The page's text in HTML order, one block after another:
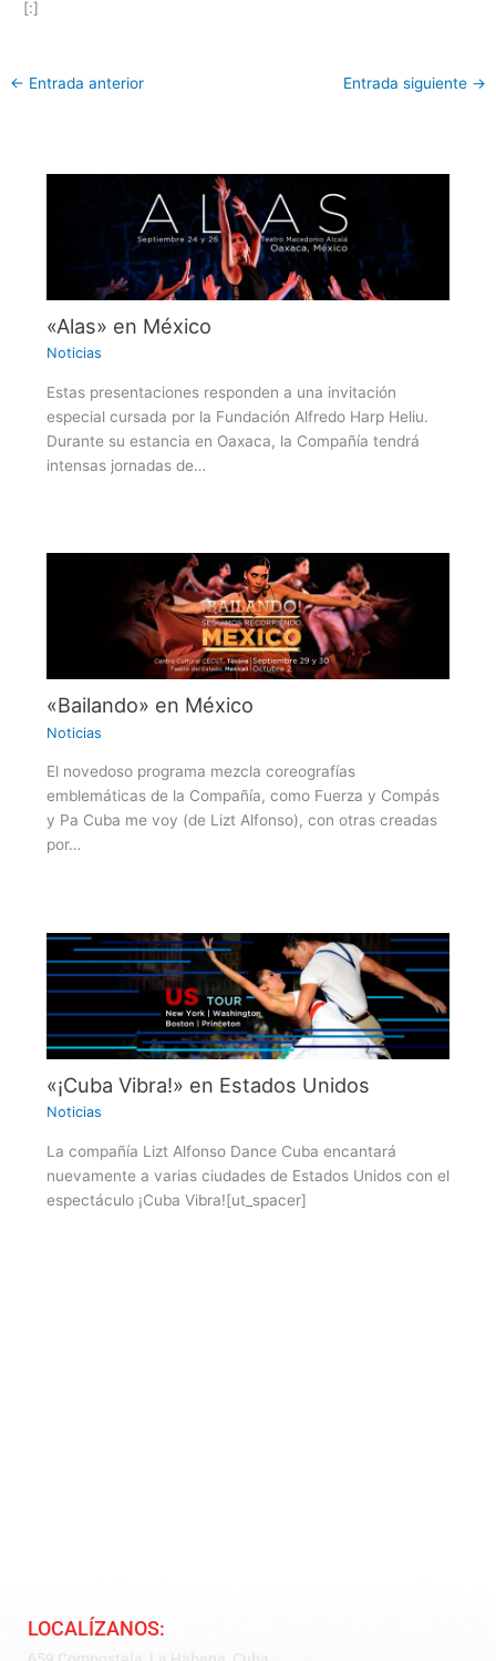
[:]
← Entrada anterior Entrada siguiente →
«Alas» en México
Noticias
Estas presentaciones responden a una invitación
especial cursada por la Fundación Alfredo Harp Heliu.
Durante su estancia en Oaxaca, la Compañía tendrá
intensas jornadas de…
«Bailando» en México
Noticias
El novedoso programa mezcla coreografías
emblemáticas de la Compañía, como Fuerza y Compás
y Pa Cuba me voy (de Lizt Alfonso), con otras creadas
por…
«¡Cuba Vibra!» en Estados Unidos
Noticias
La compañía Lizt Alfonso Dance Cuba encantará
nuevamente a varias ciudades de Estados Unidos con el
espectáculo ¡Cuba Vibra![ut_spacer]
LOCALÍZANOS: